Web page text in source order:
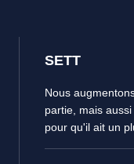
SETT
Nous
partie, mais
pour qu'il ait un